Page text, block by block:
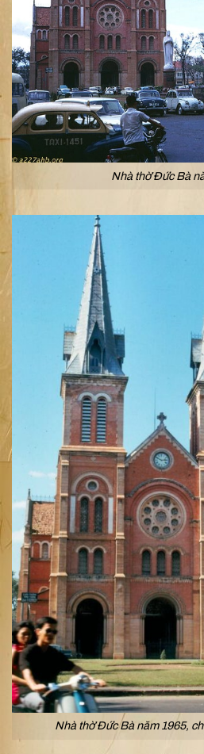
Nhà thờ Đức Bà
Nhà thờ Đức Bà năm 1965,